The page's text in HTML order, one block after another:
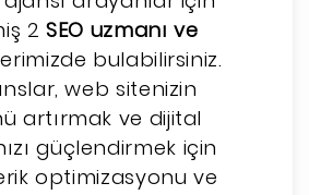
2SEO uzmanı ve
bulabilirsiniz.
web sitenizin
artırmak ve dijital
güçlendirmek için
optimizasyonu ve